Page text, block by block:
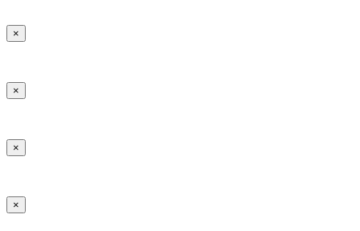
×
×
×
×